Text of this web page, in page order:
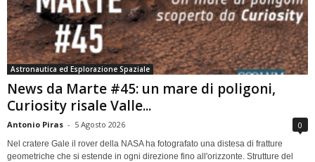
Astronautica ed Esplorazione Spaziale
News da Marte #45: un mare di poligoni,
Curiosity risale Valle...
Antonio Piras - 5 Agosto 2026 0
Nel cratere Gale il rover della NASA ha fotografato una distesa di fratture
geometriche che si estende in ogni direzione fino all'orizzonte. Strutture del